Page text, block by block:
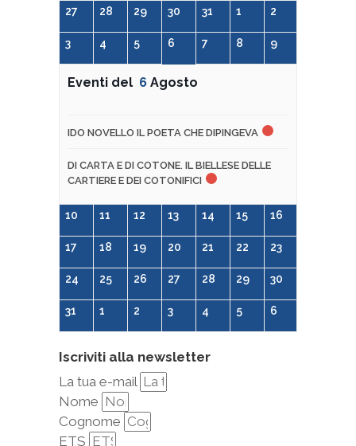
27 28 29 30 31 1 2
3 4 5 6 7 8 9
Eventi del 6 Agosto
IDO NOVELLO IL POETA CHE DIPINGEVA
DI CARTA E DI COTONE. IL BIELLESE DELLE
CARTIERE E DEI COTONIFICI
10 11 12 13 14 15 16
17 18 19 20 21 22 23
24 25 26 27 28 29 30
31 1 2 3 4 5 6
Iscriviti alla newsletter
La tua e-mail
Nome
Cognome
ETS